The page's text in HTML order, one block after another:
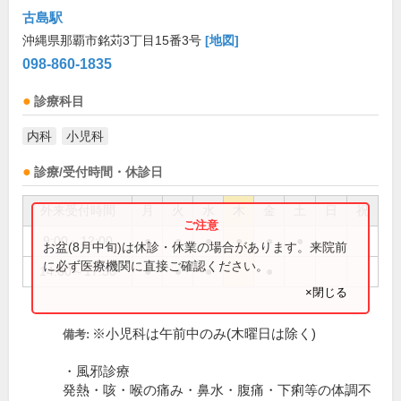
古島駅
沖縄県那覇市銘苅3丁目15番3号 [地図]
098-860-1835
診療科目
内科 小児科
診療/受付時間・休診日
祝
9:00～12:00 ● ● ● ● ●
14:00～17:30 ● ● ●
お盆(8月中旬)は休診・休業の場合があります。来院前
に必ず医療機関に直接ご確認ください。
×閉じる
備考: ※小児科は午前中のみ(木曜日は除く)
・風邪診療
発熱・咳・喉の痛み・鼻水・腹痛・下痢等の体調不